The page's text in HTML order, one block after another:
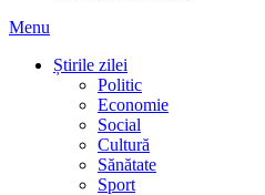
Menu
Știrile zilei
Politic
Economie
Social
Cultură
Sănătate
Sport